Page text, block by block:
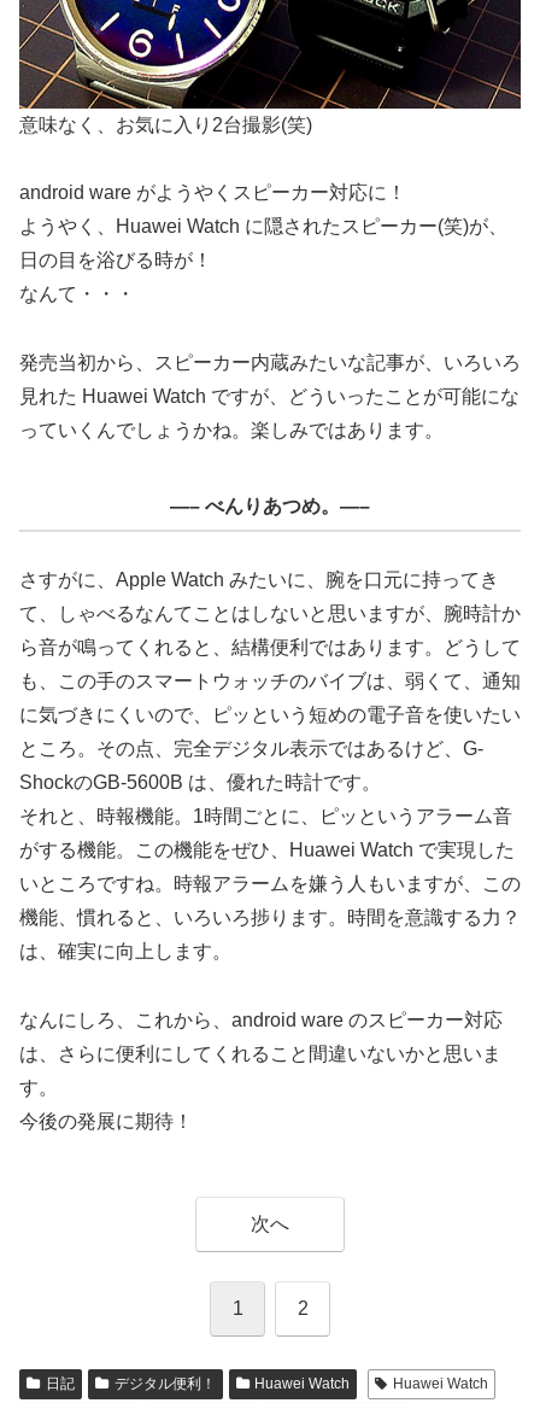
意味なく、お気に入り2台撮影(笑)
android ware がようやくスピーカー対応に！
ようやく、Huawei Watch に隠されたスピーカー(笑)が、
日の目を浴びる時が！
なんて・・・
発売当初から、スピーカー内蔵みたいな記事が、いろいろ
見れた Huawei Watch ですが、どういったことが可能にな
っていくんでしょうかね。楽しみではあります。
—– べんりあつめ。—–
さすがに、Apple Watch みたいに、腕を口元に持ってき
て、しゃべるなんてことはしないと思いますが、腕時計か
ら音が鳴ってくれると、結構便利ではあります。どうして
も、この手のスマートウォッチのバイブは、弱くて、通知
に気づきにくいので、ピッという短めの電子音を使いたい
ところ。その点、完全デジタル表示ではあるけど、G-
ShockのGB-5600B は、優れた時計です。
それと、時報機能。1時間ごとに、ピッというアラーム音
がする機能。この機能をぜひ、Huawei Watch で実現した
いところですね。時報アラームを嫌う人もいますが、この
機能、慣れると、いろいろ捗ります。時間を意識する力？
は、確実に向上します。
なんにしろ、これから、android ware のスピーカー対応
は、さらに便利にしてくれること間違いないかと思いま
す。
今後の発展に期待！
次へ
1 2
日記 デジタル便利！ Huawei Watch
Huawei Watch